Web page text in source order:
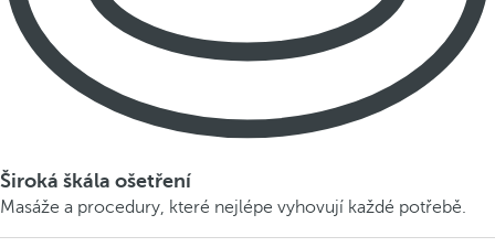
Široká škála ošetření
Masáže a procedury, které nejlépe vyhovují každé potřebě.